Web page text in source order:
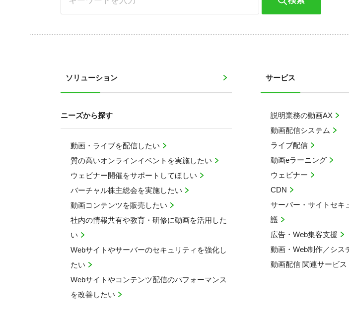
ソリューション
ニーズから探す
動画・ライブを配信したい
質の高いオンラインイベントを実施したい
ウェビナー開催をサポートしてほしい
バーチャル株主総会を実施したい
動画コンテンツを販売したい
社内の情報共有や教育・研修に動画を活用した
い
Webサイトやサーバーのセキュリティを強化し
たい
Webサイトやコンテンツ配信のパフォーマンス
を改善したい
サービス
説明業務の動画AX
動画配信システム
ライブ配信
動画eラーニング
ウェビナー
CDN
サーバー・サイトセキ
護
広告・Web集客支援
動画・Web制作／シス
動画配信 関連サービス